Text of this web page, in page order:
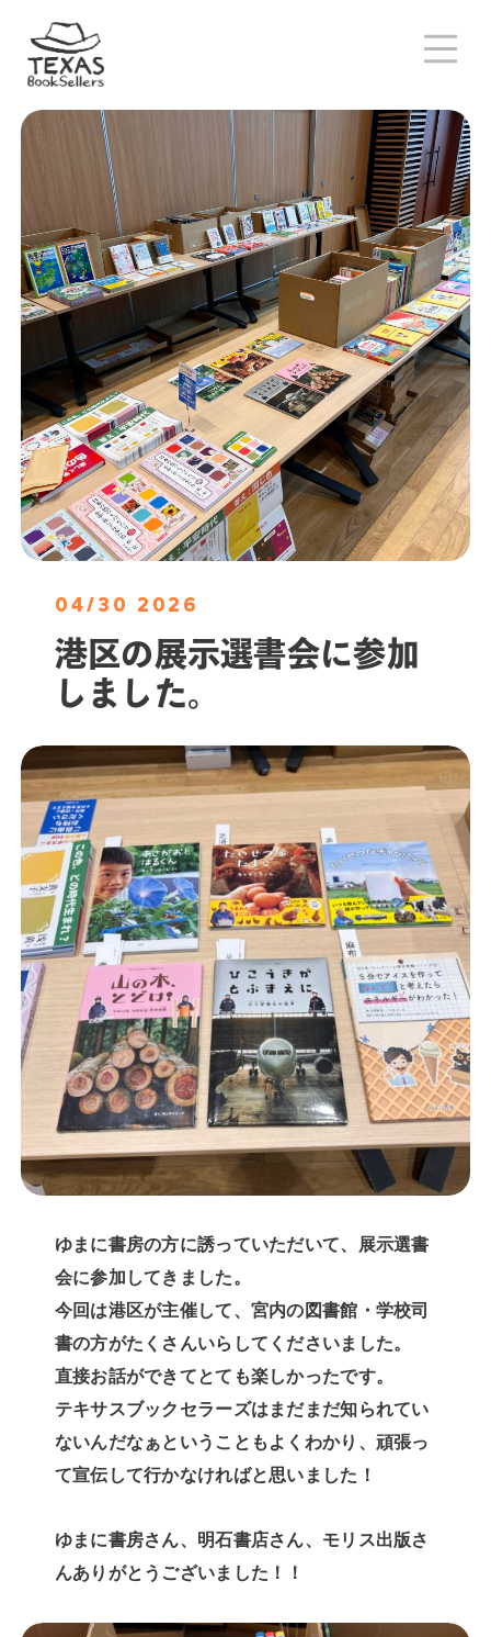
04/30 2026
港区の展示選書会に参加
しました。
ゆまに書房の方に誘っていただいて、展示選書
会に参加してきました。
今回は港区が主催して、宮内の図書館・学校司
書の方がたくさんいらしてくださいました。
直接お話ができてとても楽しかったです。
テキサスブックセラーズはまだまだ知られてい
ないんだなぁということもよくわかり、頑張っ
て宣伝して行かなければと思いました！
ゆまに書房さん、明石書店さん、モリス出版さ
んありがとうございました！！